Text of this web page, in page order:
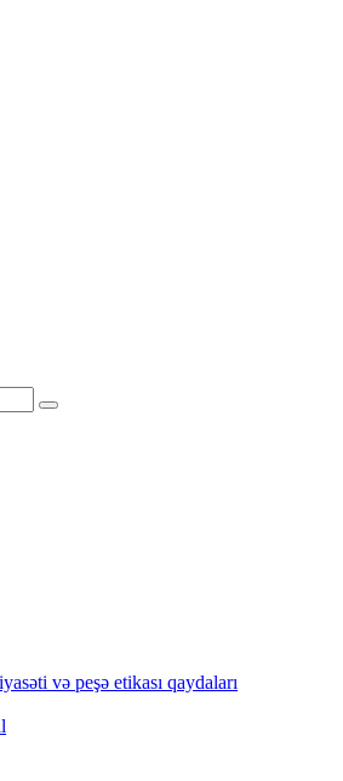
və peşə etikası qaydaları